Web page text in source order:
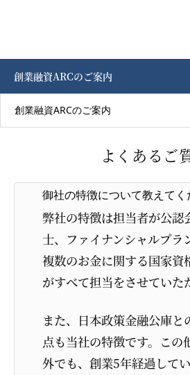
創業融資ARCのご案内
創業融資ARCのご案内
よくあるご
御社の特徴について教えてく
弊社の特徴は担当者が公認
士、ファイナンシャルプラ
複数のお金に関する国家資
がすべて担当をさせていた
また、日本政策金融公庫と
点も当社の特徴です。この
外でも、創業5年経過して